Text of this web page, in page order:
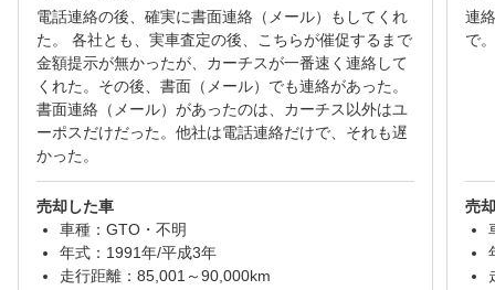
電話連絡の後、確実に書面連絡（メール）もしてくれ
た。 各社とも、実車査定の後、こちらが催促するまで
金額提示が無かったが、カーチスが一番速く連絡して
くれた。その後、書面（メール）でも連絡があった。
書面連絡（メール）があったのは、カーチス以外はユ
ーポスだけだった。他社は電話連絡だけで、それも遅
かった。
売却した車
車種：GTO・不明
年式：1991年/平成3年
走行距離：85,001～90,000km
連
で
売